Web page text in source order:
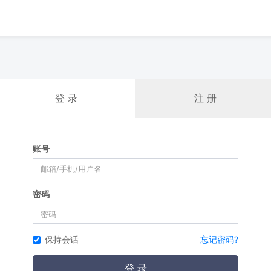
登 录 注 册
账号
密码
保持会话 忘记密码?
登 录